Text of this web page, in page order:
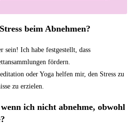
beim Abnehmen?
sein! Ich habe festgestellt, dass
fördern.
oder Yoga helfen mir, den Stress zu
zu erzielen.
ich nicht ⁢abnehme, obwohl